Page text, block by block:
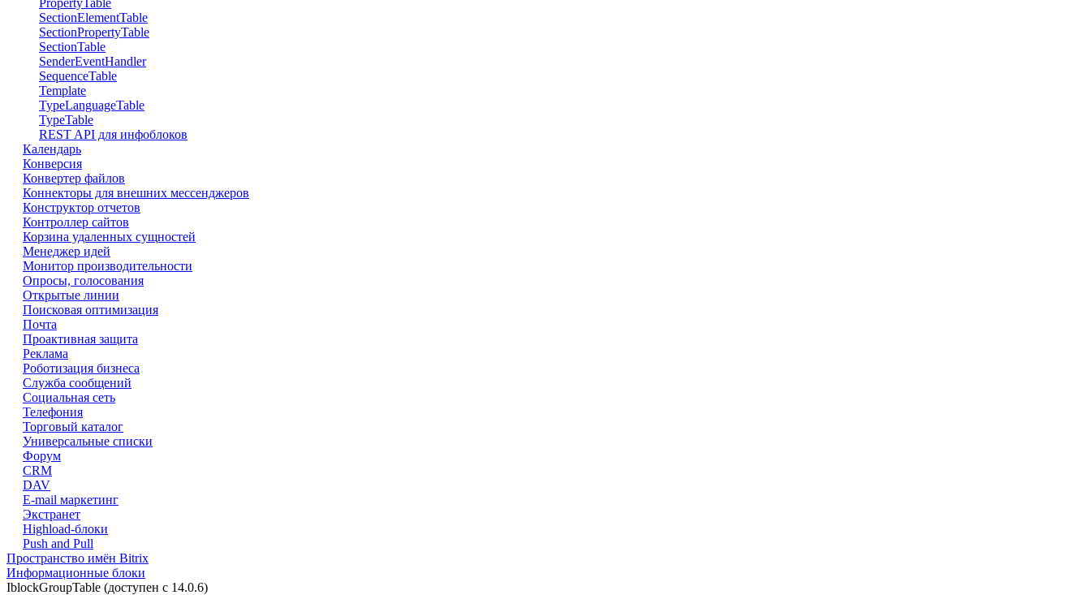
PropertyTable
SectionElementTable
SectionPropertyTable
SectionTable
SenderEventHandler
SequenceTable
Template
TypeLanguageTable
TypeTable
REST API для инфоблоков
Календарь
Конверсия
Конвертер файлов
Коннекторы для внешних мессенджеров
Конструктор отчетов
Контроллер сайтов
Корзина удаленных сущностей
Менеджер идей
Монитор производительности
Опросы, голосования
Открытые линии
Поисковая оптимизация
Почта
Проактивная защита
Реклама
Роботизация бизнеса
Служба сообщений
Социальная сеть
Телефония
Торговый каталог
Универсальные списки
Форум
CRM
DAV
E-mail маркетинг
Экстранет
Highload-блоки
Push and Pull
Пространство имён Bitrix
Информационные блоки
IblockGroupTable (доступен с 14.0.6)